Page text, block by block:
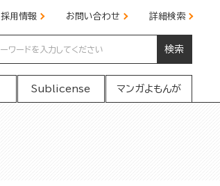
採用情報 お問い合わせ 詳細検索
検索
Sublicense マンガよもんが